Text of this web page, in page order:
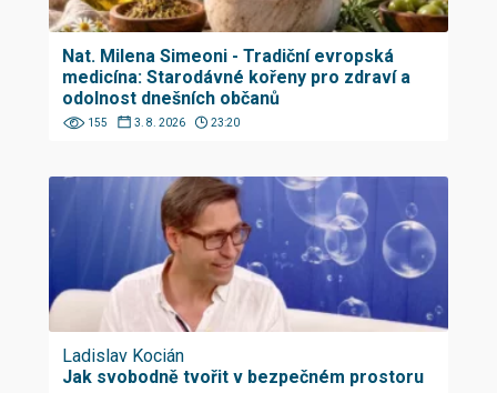
Nat. Milena Simeoni - Tradiční evropská
medicína: Starodávné kořeny pro zdraví a
odolnost dnešních občanů
155 3. 8. 2026 23:20
Ladislav Kocián
Jak svobodně tvořit v bezpečném prostoru